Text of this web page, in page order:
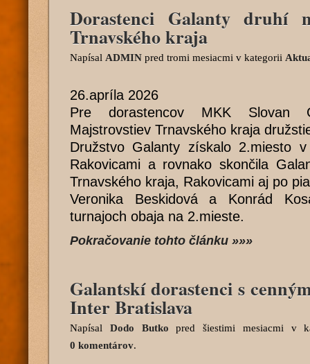
Dorastenci Galanty druhí
Trnavského kraja
Napísal ADMIN pred tromi mesiacmi v kategorii
26.apríla 2026
Pre dorastencov MKK Slovan
Majstrovstiev Trnavského kraja
Družstvo Galanty získalo 2.miesto
Rakovicami a rovnako skončila
Trnavského kraja, Rakovicami aj po
Veronika Beskidová a Konrád
turnajoch obaja na 2.mieste.
Pokračovanie tohto článku »»»
Galantskí dorastenci s
Inter Bratislava
Napísal Dodo Butko pred šiestimi mesiacmi v
0 komentárov.